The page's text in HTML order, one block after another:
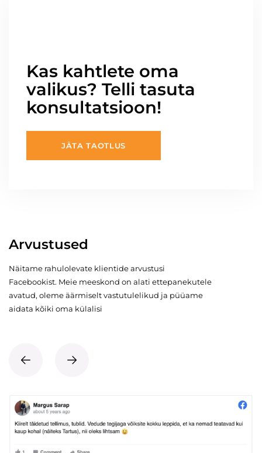
Kas kahtlete oma
valikus? Telli tasuta
konsultatsioon!
JÄTA TAOTLUS
Arvustused
Näitame rahulolevate klientide arvustusi
Facebookist. Meie meeskond on alati ettepanekutele
avatud, oleme äärmiselt vastutulelikud ja püüame
aidata kõiki oma külalisi